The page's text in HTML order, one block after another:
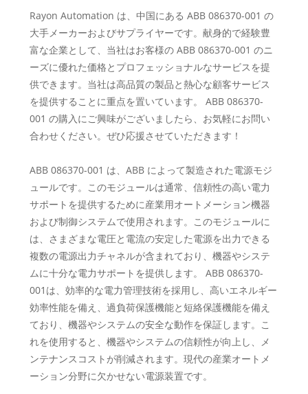
Rayon Automation は、中国にある ABB 086370-001 の
大手メーカーおよびサプライヤーです。献身的で経験豊
富な企業として、当社はお客様の ABB 086370-001 のニ
ーズに優れた価格とプロフェッショナルなサービスを提
供できます。当社は高品質の製品と熱心な顧客サービス
を提供することに重点を置いています。 ABB 086370-
001 の購入にご興味がございましたら、お気軽にお問い
合わせください。ぜひ応援させていただきます！
ABB 086370-001 は、ABB によって製造された電源モジ
ュールです。このモジュールは通常、信頼性の高い電力
サポートを提供するために産業用オートメーション機器
および制御システムで使用されます。このモジュールに
は、さまざまな電圧と電流の安定した電源を出力できる
複数の電源出力チャネルが含まれており、機器やシステ
ムに十分な電力サポートを提供します。 ABB 086370-
001は、効率的な電力管理技術を採用し、高いエネルギー
効率性能を備え、過負荷保護機能と短絡保護機能を備え
ており、機器やシステムの安全な動作を保証します。こ
れを使用すると、機器やシステムの信頼性が向上し、メ
ンテナンスコストが削減されます。現代の産業オートメ
ーション分野に欠かせない電源装置です。